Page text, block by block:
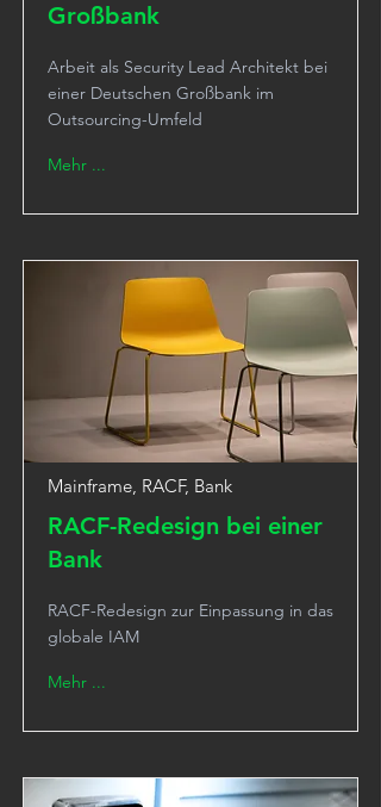
Großbank
Arbeit als Security Lead Architekt bei
einer Deutschen Großbank im
Outsourcing-Umfeld
Mehr ...
Mainframe, RACF, Bank
RACF-Redesign bei einer
Bank
RACF-Redesign zur Einpassung in das
globale IAM
Mehr ...